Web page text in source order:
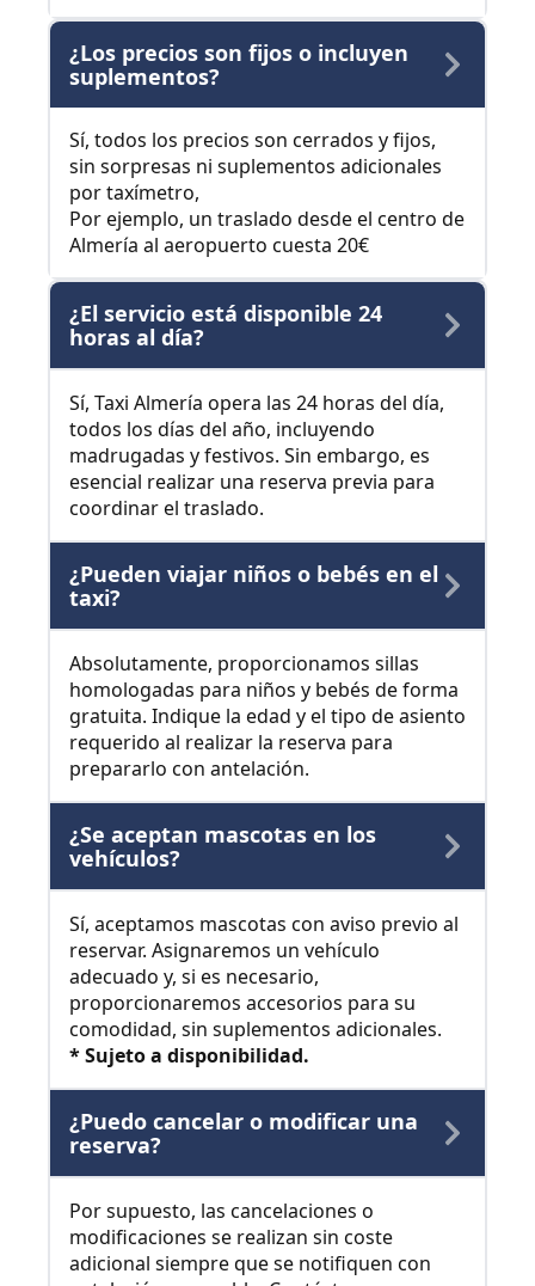
¿Los precios son fijos o incluyen
suplementos?
Sí, todos los precios son cerrados y fijos,
sin sorpresas ni suplementos adicionales
por taxímetro,
Por ejemplo, un traslado desde el centro de
Almería al aeropuerto cuesta 20€
¿El servicio está disponible 24
horas al día?
Sí, Taxi Almería opera las 24 horas del día,
todos los días del año, incluyendo
madrugadas y festivos. Sin embargo, es
esencial realizar una reserva previa para
coordinar el traslado.
¿Pueden viajar niños o bebés en el
taxi?
Absolutamente, proporcionamos sillas
homologadas para niños y bebés de forma
gratuita. Indique la edad y el tipo de asiento
requerido al realizar la reserva para
prepararlo con antelación.
¿Se aceptan mascotas en los
vehículos?
Sí, aceptamos mascotas con aviso previo al
reservar. Asignaremos un vehículo
adecuado y, si es necesario,
proporcionaremos accesorios para su
comodidad, sin suplementos adicionales.
* Sujeto a disponibilidad.
¿Puedo cancelar o modificar una
reserva?
Por supuesto, las cancelaciones o
modificaciones se realizan sin coste
adicional siempre que se notifiquen con